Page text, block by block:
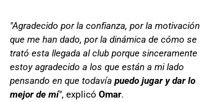
"Agradecido por la confianza, por la motivación
que me han dado, por la dinámica de cómo se
trató esta llegada al club porque sinceramente
estoy agradecido a los que están a mi lado
pensando en que todavía puedo jugar y dar lo
mejor de mí", explicó Omar.